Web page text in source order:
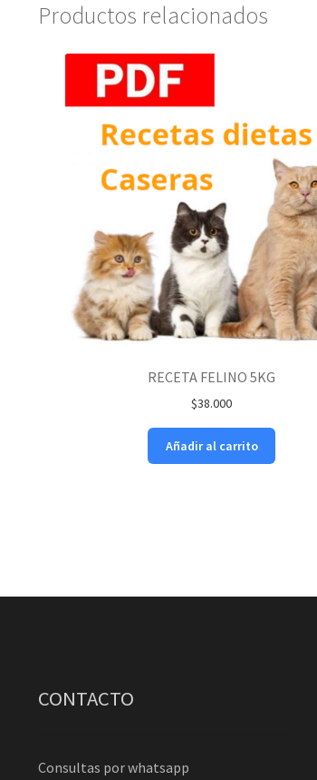
Productos relacionados
RECETA FELINO 5KG
$38.000
Añadir al carrito
CONTACTO
Consultas por whatsapp